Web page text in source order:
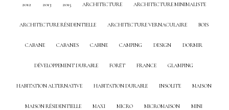
2012 2013 2015 ARCHITECTURE ARCHITECTURE MINIMALISTE
ARCHITECTURE RÉSIDENTIELLE ARCHITECTURE VERNACULAIRE BOIS
CABANE CABANES CABINE CAMPING DESIGN DORMIR
DÉVELOPPEMENT DURABLE FORÊT FRANCE GLAMPING
HABITATION ALTERNATIVE HABITATION DURABLE INSOLITE MAISON
MAISON RÉSIDENTIELLE MAXI MICRO MICROMAISON MINI